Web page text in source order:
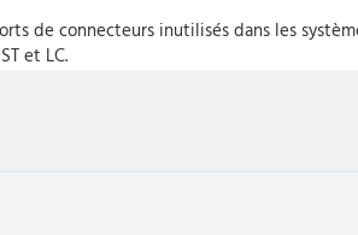
de connecteurs inutilisés dans les
et LC.